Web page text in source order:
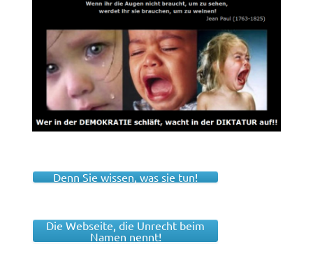
Denn Sie wissen, was sie tun!
Die Webseite, die Unrecht beim
Namen nennt!